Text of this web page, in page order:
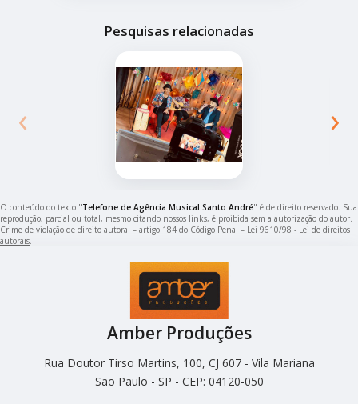
Pesquisas relacionadas
‹ ›
O conteúdo do texto "Telefone de Agência Musical Santo André" é de direito reservado. Sua
reprodução, parcial ou total, mesmo citando nossos links, é proibida sem a autorização do autor.
Crime de violação de direito autoral – artigo 184 do Código Penal – Lei 9610/98 - Lei de direitos
autorais.
Amber Produções
Rua Doutor Tirso Martins, 100, CJ 607 - Vila Mariana
São Paulo - SP - CEP: 04120-050